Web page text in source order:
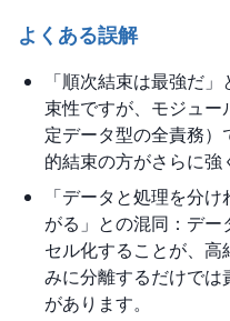
よくある誤解
「順次結束は最強だ
束性ですが、モジュ
定データ型の全責務
的結束の方がさらに強
「データと処理を分
がる」との混同：デ
セル化することが、
みに分離するだけでは
があります。